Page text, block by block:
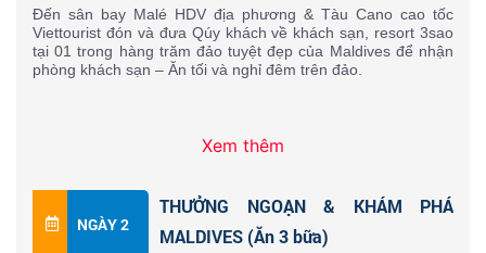
Đến sân bay Malé HDV địa phương & Tàu Cano cao tốc
Viettourist đón và đưa Qúy khách về khách sạn, resort 3sao
tại 01 trong hàng trăm đảo tuyệt đẹp của Maldives để nhận
phòng khách sạn – Ăn tối và nghỉ đêm trên đảo.
Xem thêm
NGÀY 2
THƯỞNG NGOẠN & KHÁM PHÁ
MALDIVES (Ăn 3 bữa)